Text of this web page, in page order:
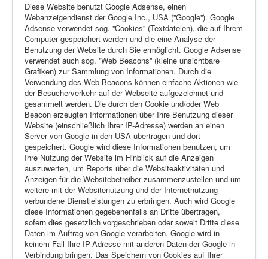
Diese Website benutzt Google Adsense, einen
Webanzeigendienst der Google Inc., USA (''Google''). Google
Adsense verwendet sog. ''Cookies'' (Textdateien), die auf Ihrem
Computer gespeichert werden und die eine Analyse der
Benutzung der Website durch Sie ermöglicht. Google Adsense
verwendet auch sog. ''Web Beacons'' (kleine unsichtbare
Grafiken) zur Sammlung von Informationen. Durch die
Verwendung des Web Beacons können einfache Aktionen wie
der Besucherverkehr auf der Webseite aufgezeichnet und
gesammelt werden. Die durch den Cookie und/oder Web
Beacon erzeugten Informationen über Ihre Benutzung dieser
Website (einschließlich Ihrer IP-Adresse) werden an einen
Server von Google in den USA übertragen und dort
gespeichert. Google wird diese Informationen benutzen, um
Ihre Nutzung der Website im Hinblick auf die Anzeigen
auszuwerten, um Reports über die Websiteaktivitäten und
Anzeigen für die Websitebetreiber zusammenzustellen und um
weitere mit der Websitenutzung und der Internetnutzung
verbundene Dienstleistungen zu erbringen. Auch wird Google
diese Informationen gegebenenfalls an Dritte übertragen,
sofern dies gesetzlich vorgeschrieben oder soweit Dritte diese
Daten im Auftrag von Google verarbeiten. Google wird in
keinem Fall Ihre IP-Adresse mit anderen Daten der Google in
Verbindung bringen. Das Speichern von Cookies auf Ihrer